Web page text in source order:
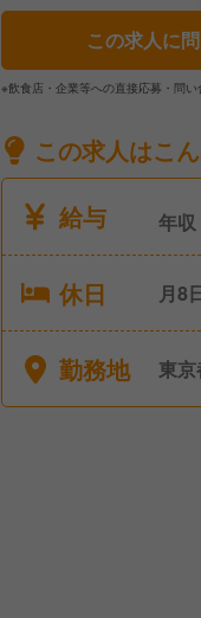
この求人に
※飲食店・企業等への直接応募・問
この求人はこ
給与
年収
休日 月8
勤務地 東